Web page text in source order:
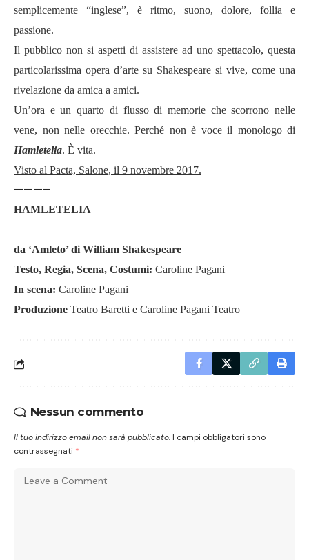
semplicemente “inglese”, è ritmo, suono, dolore, follia e
passione.
Il pubblico non si aspetti di assistere ad uno spettacolo, questa
particolarissima opera d’arte su Shakespeare si vive, come una
rivelazione da amica a amici.
Un’ora e un quarto di flusso di memorie che scorrono nelle
vene, non nelle orecchie. Perché non è voce il monologo di
Hamletelia. È vita.
Visto al Pacta, Salone, il 9 novembre 2017.
———–
HAMLETELIA
da ‘Amleto’di William Shakespeare
Testo, Regia, Scena, Costumi: Caroline Pagani
In scena: Caroline Pagani
Produzione Teatro Baretti e Caroline Pagani Teatro
Nessun commento
Il tuo indirizzo email non sarà pubblicato. I campi obbligatori sono
contrassegnati *